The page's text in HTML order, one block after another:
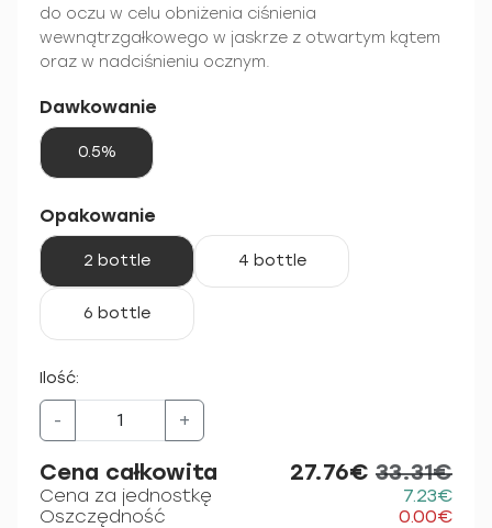
do oczu w celu obniżenia ciśnienia
wewnątrzgałkowego w jaskrze z otwartym kątem
oraz w nadciśnieniu ocznym.
Dawkowanie
0.5%
Opakowanie
2 bottle 4 bottle
6 bottle
Ilość:
- +
Cena całkowita 27.76€ 33.31€
Cena za jednostkę
7.23€
Oszczędność
0.00€